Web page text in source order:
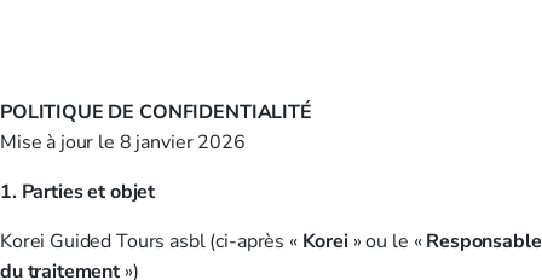
POLITIQUE DE CONFIDENTIALITÉ
Mise à jour le 8 janvier 2026
1. Parties et objet
Korei Guided Tours asbl (ci-après « Korei» ou le «Responsable
du traitement»)